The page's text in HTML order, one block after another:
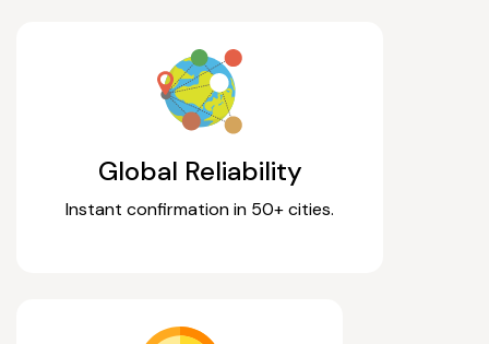
Global Reliability
Instant confirmation in 50+ cities.